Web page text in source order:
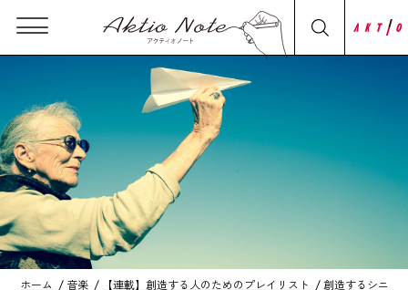
ホーム 音楽 【連載】創造する人のためのプレイリスト 創造するシニア